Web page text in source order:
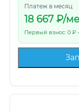
Платеж в месяц:
18 667 ₽/
Первый взнос: 0 ₽